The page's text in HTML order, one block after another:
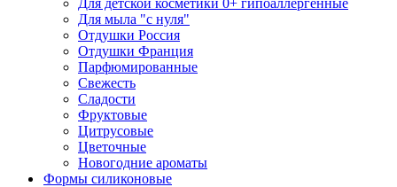
Для детской косметики 0+ гипоаллергенные
Для мыла "с нуля"
Отдушки Россия
Отдушки Франция
Парфюмированные
Свежесть
Сладости
Фруктовые
Цитрусовые
Цветочные
Новогодние ароматы
Формы силиконовые